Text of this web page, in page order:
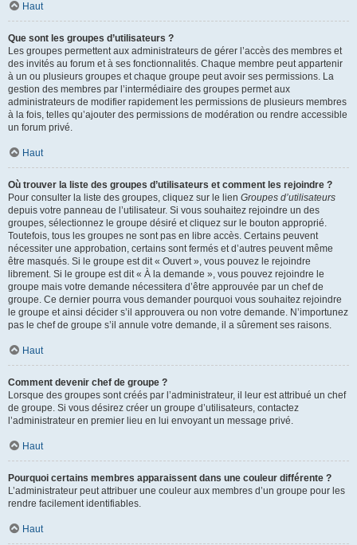
Haut
Que sont les groupes d’utilisateurs ?
Les groupes permettent aux administrateurs de gérer l’accès des membres et
des invités au forum et à ses fonctionnalités. Chaque membre peut appartenir
à un ou plusieurs groupes et chaque groupe peut avoir ses permissions. La
gestion des membres par l’intermédiaire des groupes permet aux
administrateurs de modifier rapidement les permissions de plusieurs membres
à la fois, telles qu’ajouter des permissions de modération ou rendre accessible
un forum privé.
Haut
Où trouver la liste des groupes d’utilisateurs et comment les rejoindre ?
Pour consulter la liste des groupes, cliquez sur le lien Groupes d’utilisateurs
depuis votre panneau de l’utilisateur. Si vous souhaitez rejoindre un des
groupes, sélectionnez le groupe désiré et cliquez sur le bouton approprié.
Toutefois, tous les groupes ne sont pas en libre accès. Certains peuvent
nécessiter une approbation, certains sont fermés et d’autres peuvent même
être masqués. Si le groupe est dit « Ouvert », vous pouvez le rejoindre
librement. Si le groupe est dit « À la demande », vous pouvez rejoindre le
groupe mais votre demande nécessitera d’être approuvée par un chef de
groupe. Ce dernier pourra vous demander pourquoi vous souhaitez rejoindre
le groupe et ainsi décider s’il approuvera ou non votre demande. N’importunez
pas le chef de groupe s’il annule votre demande, il a sûrement ses raisons.
Haut
Comment devenir chef de groupe ?
Lorsque des groupes sont créés par l’administrateur, il leur est attribué un chef
de groupe. Si vous désirez créer un groupe d’utilisateurs, contactez
l’administrateur en premier lieu en lui envoyant un message privé.
Haut
Pourquoi certains membres apparaissent dans une couleur différente ?
L’administrateur peut attribuer une couleur aux membres d’un groupe pour les
rendre facilement identifiables.
Haut